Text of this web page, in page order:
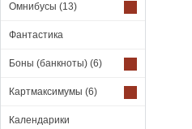
Омнибусы (13)
Фантастика
Боны (банкноты) (6)
Картмаксимумы (6)
Календарики